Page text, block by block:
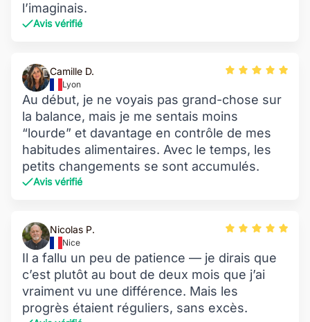
l’imaginais.
Avis vérifié
Camille D.
Lyon
Au début, je ne voyais pas grand-chose sur
la balance, mais je me sentais moins
“lourde” et davantage en contrôle de mes
habitudes alimentaires. Avec le temps, les
petits changements se sont accumulés.
Avis vérifié
Nicolas P.
Nice
Il a fallu un peu de patience — je dirais que
c’est plutôt au bout de deux mois que j’ai
vraiment vu une différence. Mais les
progrès étaient réguliers, sans excès.